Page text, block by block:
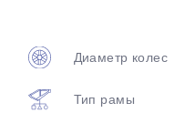
Диаметр колес
Тип рамы